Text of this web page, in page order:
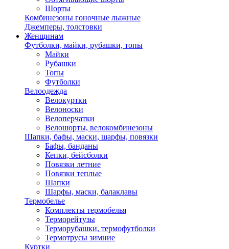
Шорты
Комбинезоны гоночные лыжные
Джемперы, толстовки
Женщинам
Футболки, майки, рубашки, топы
Майки
Рубашки
Топы
Футболки
Велоодежда
Велокуртки
Велоноски
Велоперчатки
Велошорты, велокомбинезоны
Шапки, бафы, маски, шарфы, повязки
Бафы, банданы
Кепки, бейсболки
Повязки летние
Повязки теплые
Шапки
Шарфы, маски, балаклавы
Термобелье
Комплекты термобелья
Терморейтузы
Терморубашки, термофутболки
Термотрусы зимние
Куртки